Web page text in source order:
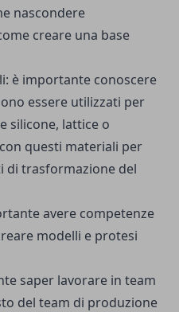
nascondere
creare una base
è importante conoscere
essere utilizzati per
silicone, lattice o
questi materiali per
di trasformazione del
avere competenze
modelli e protesi
saper lavorare in team
del team di produzione